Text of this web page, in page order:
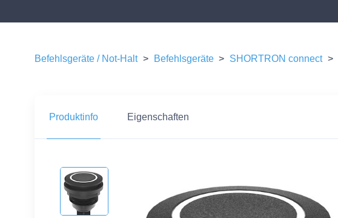
Befehlsgeräte / Not-Halt > Befehlsgeräte > SHORTRON connect >
Produktinfo Eigenschaften